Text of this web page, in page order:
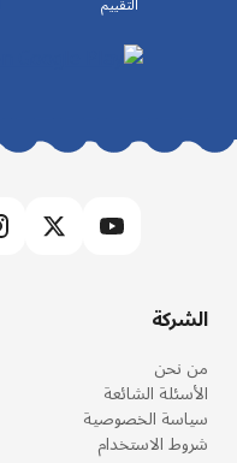
الشركة
من نحن
الأسئلة الشائعة
سياسة الخصوصية
شروط الاستخدام